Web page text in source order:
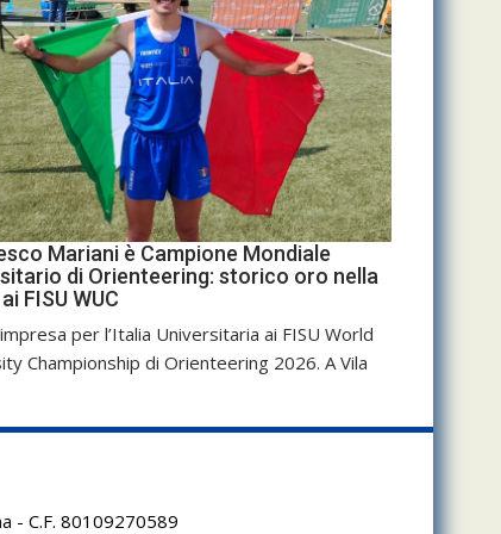
Mariani è Campione Mondiale
di Orienteering: storico oro nella
FISU WUC
per l’Italia Universitaria ai FISU World
Championship di Orienteering 2026. A Vila
- C.F. 80109270589